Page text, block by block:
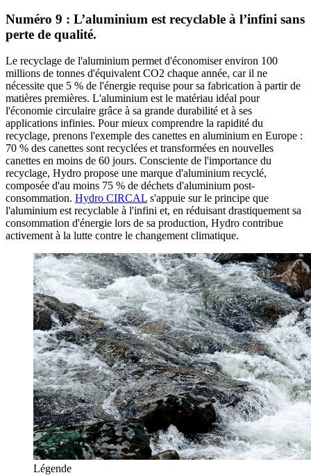
Numéro 9 : L’aluminium est recyclable à l’infini sans
perte de qualité.
Le recyclage de l'aluminium permet d'économiser environ 100
millions de tonnes d'équivalent CO2 chaque année, car il ne
nécessite que 5 % de l'énergie requise pour sa fabrication à partir de
matières premières. L'aluminium est le matériau idéal pour
l'économie circulaire grâce à sa grande durabilité et à ses
applications infinies. Pour mieux comprendre la rapidité du
recyclage, prenons l'exemple des canettes en aluminium en Europe :
70 % des canettes sont recyclées et transformées en nouvelles
canettes en moins de 60 jours. Consciente de l'importance du
recyclage, Hydro propose une marque d'aluminium recyclé,
composée d'au moins 75 % de déchets d'aluminium post-
consommation. Hydro CIRCAL s'appuie sur le principe que
l'aluminium est recyclable à l'infini et, en réduisant drastiquement sa
consommation d'énergie lors de sa production, Hydro contribue
activement à la lutte contre le changement climatique.
Légende